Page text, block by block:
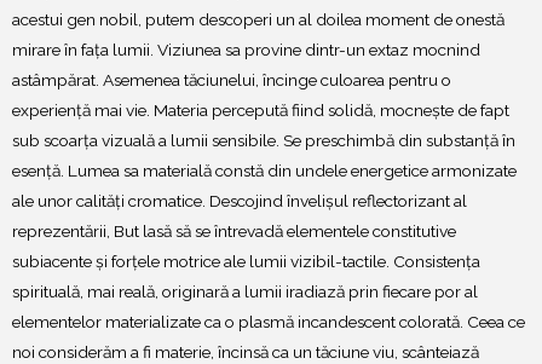
acestui gen nobil, putem descoperi un al doilea moment de onestă
mirare în fața lumii. Viziunea sa provine dintr-un extaz mocnind
astâmpărat. Asemenea tăciunelui, încinge culoarea pentru o
experiență mai vie. Materia percepută fiind solidă, mocnește de fapt
sub scoarța vizuală a lumii sensibile. Se preschimbă din substanță în
esență. Lumea sa materială constă din undele energetice armonizate
ale unor calități cromatice. Descojind învelișul reflectorizant al
reprezentării, But lasă să se întrevadă elementele constitutive
subiacente și forțele motrice ale lumii vizibil-tactile. Consistența
spirituală, mai reală, originară a lumii iradiază prin fiecare por al
elementelor materializate ca o plasmă incandescent colorată. Ceea ce
noi considerăm a fi materie, încinsă ca un tăciune viu, scânteiază